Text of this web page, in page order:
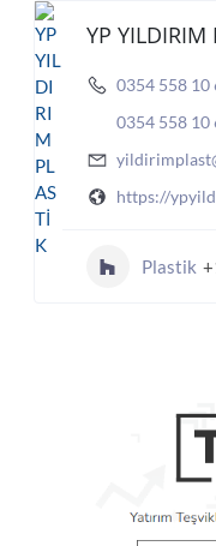
YP YILDIRIM
0354 558 10
0354 558 10
https://
Plastik